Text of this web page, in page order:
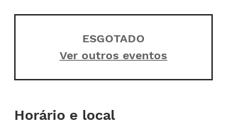
ESGOTADO
Ver outros eventos
Horário e local